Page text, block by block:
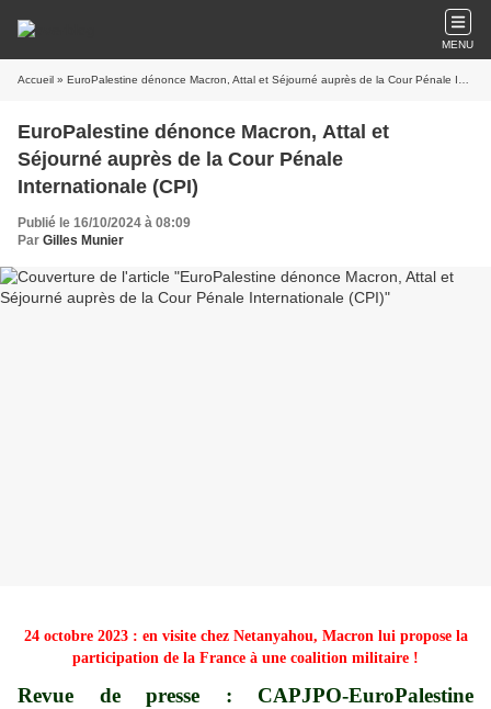
MENU
Accueil » EuroPalestine dénonce Macron, Attal et Séjourné auprès de la Cour Pénale Internationale (CPI)
EuroPalestine dénonce Macron, Attal et
Séjourné auprès de la Cour Pénale
Internationale (CPI)
Publié le 16/10/2024 à 08:09
Par Gilles Munier
24 octobre 2023 : en visite chez Netanyahou, Macron lui propose la
participation de la France à une coalition militaire !
Revue de presse : CAPJPO-EuroPalestine